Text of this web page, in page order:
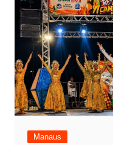
Manaus